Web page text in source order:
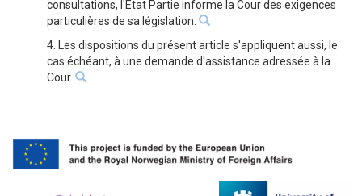
consultations, l'État Partie informe la Cour des exigences
particulières de sa législation.
4. Les dispositions du présent article s'appliquent aussi, le
cas échéant, à une demande d'assistance adressée à la
Cour.